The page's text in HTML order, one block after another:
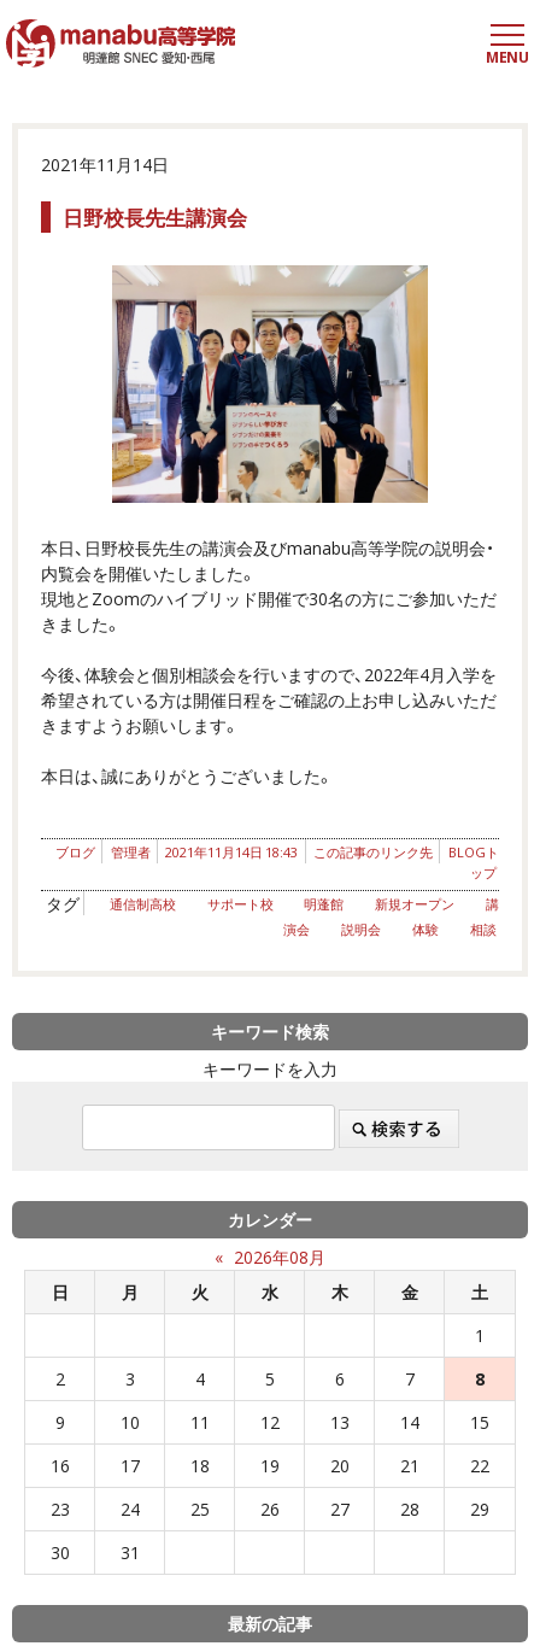
MENU
2021年11月14日
日野校長先生講演会
本日、日野校長先生の講演会及びmanabu高等学院の説明会・
内覧会を開催いたしました。
現地とZoomのハイブリッド開催で30名の方にご参加いただ
きました。
今後、体験会と個別相談会を行いますので、2022年4月入学を
希望されている方は開催日程をご確認の上お申し込みいただ
きますようお願いします。
本日は、誠にありがとうございました。
ブログ 管理者 2021年11月14日 18:43 この記事のリンク先
BLOGト
ップ
タグ 通信制高校 サポート校 明蓬館 新規オープン
講
演会
説明会 体験 相談
キーワード検索
キーワードを入力
カレンダー
« 2026年08月
日
月 火 水 木 金
土
1
2
3 4 5 6 7
8
9
10 11 12 13 14
15
16
17 18 19 20 21
22
23
24 25 26 27 28
29
30
31
最新の記事